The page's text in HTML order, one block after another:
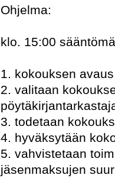
Ohjelma:
klo. 15:00
1. kokouksen avaus
2. valitaan
3. todetaan
4. hyväksytään
5. vahvistetaan
jäsenmaksujen